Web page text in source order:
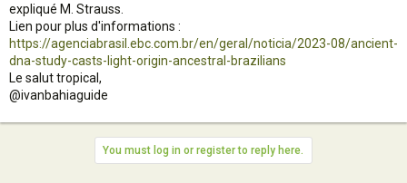
expliqué M. Strauss.
Lien pour plus d'informations :
https://agenciabrasil.ebc.com.br/en/geral/noticia/2023-08/ancient-
dna-study-casts-light-origin-ancestral-brazilians
Le salut tropical,
@ivanbahiaguide
You must log in or register to reply here.